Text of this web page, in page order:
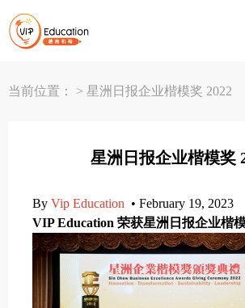
当前位置： > 星洲日报企业楷模奖 2022
星洲日报企业楷模奖
By Vip Education • February 19, 2023
VIP Education 荣获星洲日报企业楷